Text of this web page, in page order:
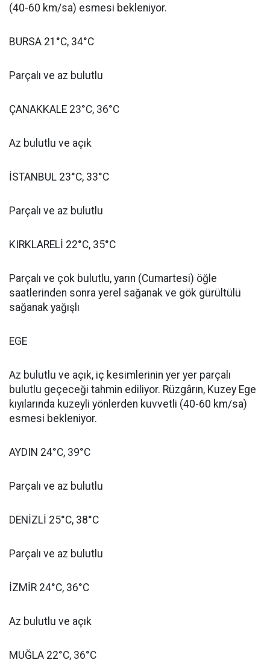
(40-60 km/sa) esmesi bekleniyor.
BURSA 21°C, 34°C
Parçalı ve az bulutlu
ÇANAKKALE 23°C, 36°C
Az bulutlu ve açık
İSTANBUL 23°C, 33°C
Parçalı ve az bulutlu
KIRKLARELİ 22°C, 35°C
Parçalı ve çok bulutlu, yarın (Cumartesi) öğle
saatlerinden sonra yerel sağanak ve gök gürültülü
sağanak yağışlı
EGE
Az bulutlu ve açık, iç kesimlerinin yer yer parçalı
bulutlu geçeceği tahmin ediliyor. Rüzgârın, Kuzey Ege
kıyılarında kuzeyli yönlerden kuvvetli (40-60 km/sa)
esmesi bekleniyor.
AYDIN 24°C, 39°C
Parçalı ve az bulutlu
DENİZLİ 25°C, 38°C
Parçalı ve az bulutlu
İZMİR 24°C, 36°C
Az bulutlu ve açık
MUĞLA 22°C, 36°C